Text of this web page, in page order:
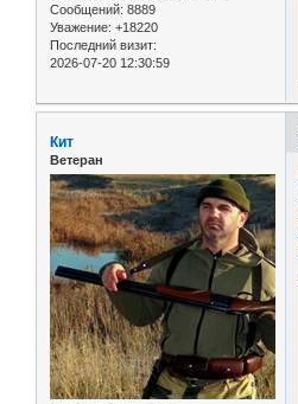
Сообщений: 8889
Уважение: +18220
Последний визит:
2026-07-20 12:30:59
Кит
Ветеран